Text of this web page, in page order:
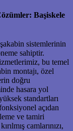
Başiskele
sistemlerinin
sahiptir.
bu temel
montajı, özel
doğru
hasara yol
standartları
açıdan
ve tamiri
camlarınızı,